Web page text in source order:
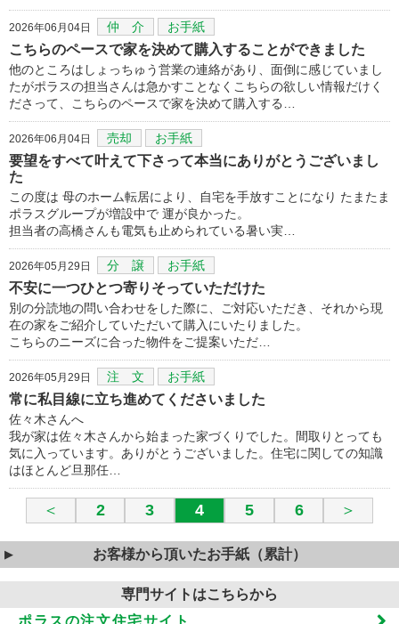
2026年06月04日 仲 介 お手紙
こちらのペースで家を決めて購入することができました
他のところはしょっちゅう営業の連絡があり、面倒に感じていまし
たがポラスの担当さんは急かすことなくこちらの欲しい情報だけく
ださって、こちらのペースで家を決めて購入する…
2026年06月04日 売却 お手紙
要望をすべて叶えて下さって本当にありがとうございまし
た
この度は 母のホーム転居により、自宅を手放すことになり たまたま
ポラスグループが増設中で 運が良かった。
担当者の高橋さんも電気も止められている暑い実…
2026年05月29日 分 譲 お手紙
不安に一つひとつ寄りそっていただけた
別の分読地の問い合わせをした際に、ご対応いただき、それから現
在の家をご紹介していただいて購入にいたりました。
こちらのニーズに合った物件をご提案いただ…
2026年05月29日 注 文 お手紙
常に私目線に立ち進めてくださいました
佐々木さんへ
我が家は佐々木さんから始まった家づくりでした。間取りとっても
気に入っています。ありがとうございました。住宅に関しての知識
はほとんど旦那任…
＜ 2 3 4 5 6 ＞
お客様から頂いたお手紙（累計）
専門サイトはこちらから
ポラスの注文住宅サイト